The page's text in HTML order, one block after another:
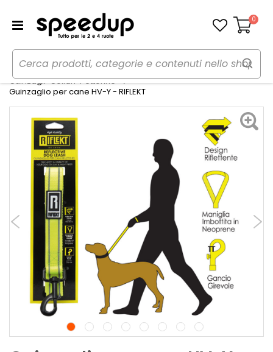
Carrello
0
Home Auto
Trasporto cani e gatti
Guinzagli-Collari-Pettorine
Guinzaglio per cane HV-Y - RIFLEKT